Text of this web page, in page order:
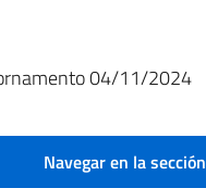
04/11/2024
Navegar en la sección